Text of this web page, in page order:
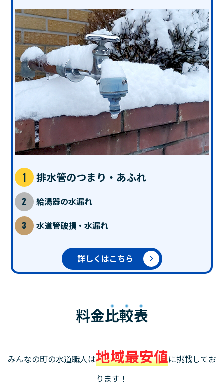
排水管のつまり・あふれ
給湯器の水漏れ
水道管破損・水漏れ
詳しくはこちら
料金比較表
みんなの町の水道職人は地域最安値に挑戦してお
ります！